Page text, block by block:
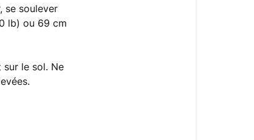
se soulever
lb) ou 69 cm
le sol. Ne